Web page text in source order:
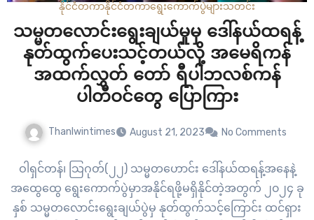
နိုင်ငံတကာနိုင်ငံတကာရွေးကောက်ပွဲများသတင်း
သမ္မတလောင်းရွေးချယ်မှုမှ ဒေါ်နယ်ထရန့်
နုတ်ထွက်ပေးသင့်တယ်လို့ အမေရိကန်
အထက်လွှတ် တော် ရီပါဘလစ်ကန်
ပါတီဝင်တွေ ပြောကြား
Thanlwintimes August 21, 2023 No Comments
ဝါရှင်တန်၊ သြဂုတ်(၂၂) သမ္မတဟောင်း ဒေါ်နယ်ထရန့်အနေနဲ့
အထွေထွေ ရွေးကောက်ပွဲမှာအနိုင်ရဖို့မရှိနိုင်တဲ့အတွက် ၂၀၂၄ ခု
နှစ် သမ္မတလောင်းရွေးချယ်ပွဲမှ နုတ်ထွက်သင့်ကြောင်း ထင်ရှား